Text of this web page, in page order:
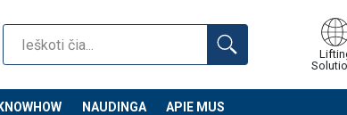
NAUDINGA APIE MUS